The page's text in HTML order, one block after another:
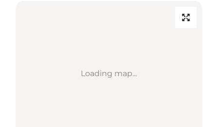
Loading map...